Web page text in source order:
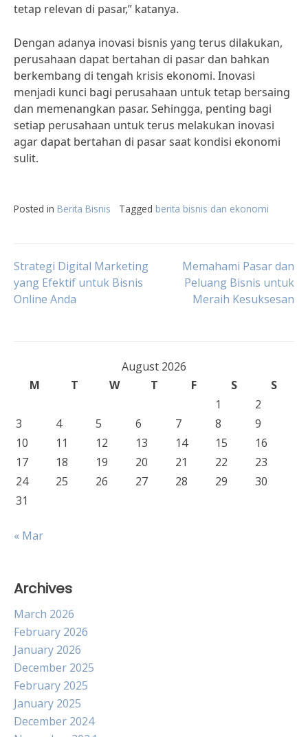
tetap relevan di pasar,” katanya.
Dengan adanya inovasi bisnis yang terus dilakukan,
perusahaan dapat bertahan di pasar dan bahkan
berkembang di tengah krisis ekonomi. Inovasi
menjadi kunci bagi perusahaan untuk tetap bersaing
dan memenangkan pasar. Sehingga, penting bagi
setiap perusahaan untuk terus melakukan inovasi
agar dapat bertahan di pasar saat kondisi ekonomi
sulit.
Posted in Berita Bisnis Tagged berita bisnis dan ekonomi
Post
navigation
Strategi Digital Marketing
yang Efektif untuk Bisnis
Online Anda
Memahami Pasar dan
Peluang Bisnis untuk
Meraih Kesuksesan
August 2026
M
T W T F S
S
1
2
3
4 5 6 7 8
9
10
11 12 13 14 15
16
17
18 19 20 21 22
23
24
25 26 27 28 29
30
31
« Mar
Archives
March 2026
February 2026
January 2026
December 2025
February 2025
January 2025
December 2024